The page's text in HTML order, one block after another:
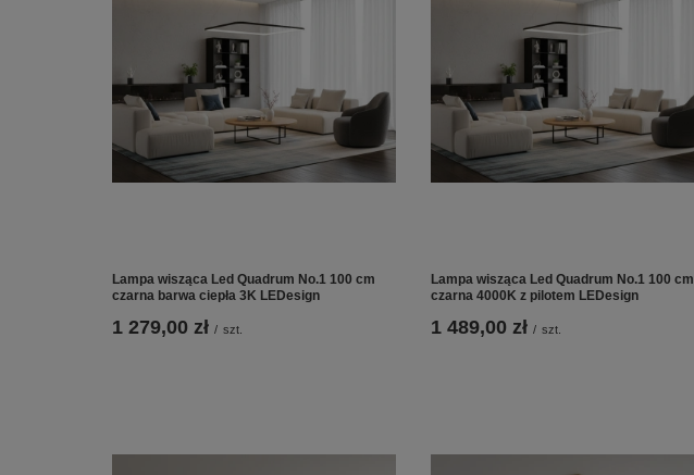
Lampa wisząca Led Quadrum No.1 100 cm
czarna barwa ciepła 3K LEDesign
1 279,00 zł / szt.
Lampa wisząca Led Quadrum No.1 100 cm
czarna 4000K z pilotem LEDesign
1 489,00 zł / szt.